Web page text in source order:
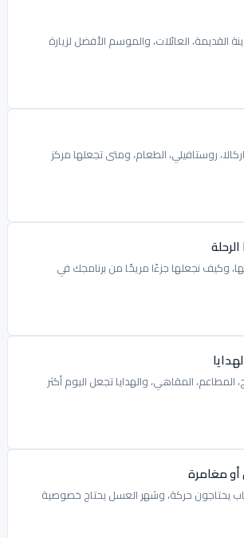
القديمة، العائلات، والموسم الأفضل لزيارة
روستافيلي، الطعام، ومتى تجعلها مركز
وكيف نجعلها جزءًا مريحًا من برنامجك في
المقاهي، والهدايا تجعل اليوم أكثر
أو مغامرة
يحتاجون حركة، وشهر العسل يحتاج خصوصية